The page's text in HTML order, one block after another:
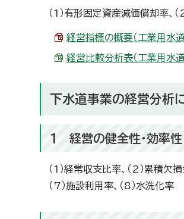
（1）有形固定資産減価償却率、
経営指標の概要（工業用水
経営比較分析表（工業用水
下水道事業の経営分析
1 経営の健全性・効率性
（1）経常収支比率、（2）累積欠
（7）施設利用率、（8）水洗化率